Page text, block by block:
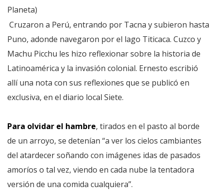
Planeta)
Cruzaron a Perú, entrando por Tacna y subieron hasta
Puno, adonde navegaron por el lago Titicaca. Cuzco y
Machu Picchu les hizo reflexionar sobre la historia de
Latinoamérica y la invasión colonial. Ernesto escribió
allí una nota con sus reflexiones que se publicó en
exclusiva, en el diario local Siete.
Para olvidar el hambre, tirados en el pasto al borde
de un arroyo, se detenían “a ver los cielos cambiantes
del atardecer soñando con imágenes idas de pasados
amoríos o tal vez, viendo en cada nube la tentadora
versión de una comida cualquiera”.